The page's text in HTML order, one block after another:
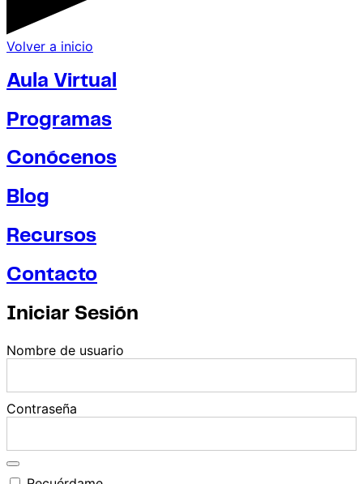
Volver a inicio
Aula Virtual
Programas
Conócenos
Blog
Recursos
Contacto
Iniciar Sesión
Nombre de usuario
Contraseña